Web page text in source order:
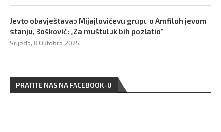
Jevto obavještavao Mijajlovićevu grupu o Amfilohijevom
stanju, Bošković: „Za muštuluk bih pozlatio“
Srijeda, 8 Oktobra 2025,
PRATITE NAS NA FACEBOOK-U